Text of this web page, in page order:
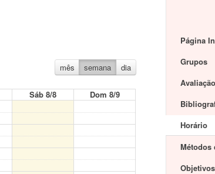
mês semana dia
Sáb 8/8
Dom 8/9
Página
Grupos
Avaliação
Horário
Métodos
Objetivos